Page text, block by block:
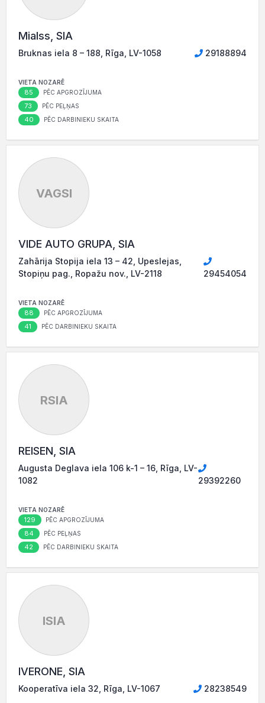
Mialss, SIA
Bruknas iela 8 – 188, Rīga, LV-1058 29188894
VIETA NOZARĒ
85 PĒC APGROZĪJUMA
73 PĒC PEĻŅAS
40 PĒC DARBINIEKU SKAITA
VAGSI
VIDE AUTO GRUPA, SIA
Zahārija Stopija iela 13 – 42, Upeslejas,
Stopiņu pag., Ropažu nov., LV-2118
29454054
VIETA NOZARĒ
88 PĒC APGROZĪJUMA
41 PĒC DARBINIEKU SKAITA
RSIA
REISEN, SIA
Augusta Deglava iela 106 k-1 – 16, Rīga, LV-
1082
29392260
VIETA NOZARĒ
129 PĒC APGROZĪJUMA
84 PĒC PEĻŅAS
42 PĒC DARBINIEKU SKAITA
ISIA
IVERONE, SIA
Kooperatīva iela 32, Rīga, LV-1067 28238549